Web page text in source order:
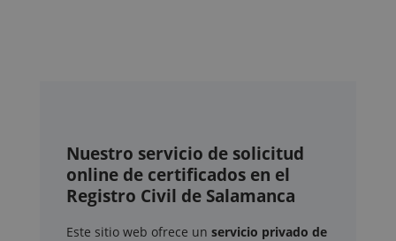
Nuestro servicio de solicitud
online de certificados en el
Registro Civil de Salamanca
Este sitio web ofrece un servicio privado de